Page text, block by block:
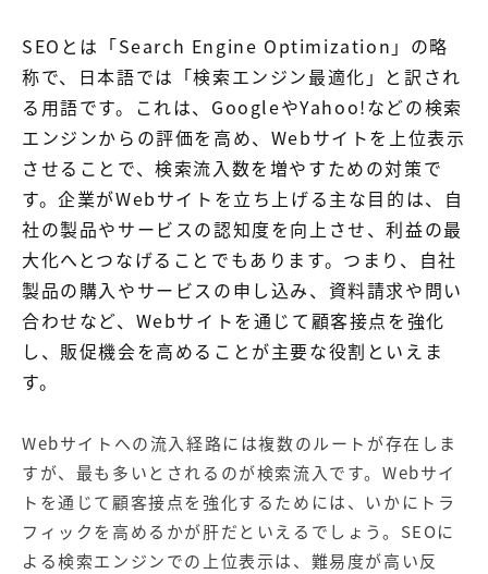
SEOとは「Search Engine Optimization」の略
称で、日本語では「検索エンジン最適化」と訳され
る用語です。これは、GoogleやYahoo!などの検索
エンジンからの評価を高め、Webサイトを上位表示
させることで、検索流入数を増やすための対策で
す。企業がWebサイトを立ち上げる主な目的は、自
社の製品やサービスの認知度を向上させ、利益の最
大化へとつなげることでもあります。つまり、自社
製品の購入やサービスの申し込み、資料請求や問い
合わせなど、Webサイトを通じて顧客接点を強化
し、販促機会を高めることが主要な役割といえま
す。
Webサイトへの流入経路には複数のルートが存在しま
すが、最も多いとされるのが検索流入です。Webサイ
トを通じて顧客接点を強化するためには、いかにトラ
フィックを高めるかが肝だといえるでしょう。SEOに
よる検索エンジンでの上位表示は、難易度が高い反